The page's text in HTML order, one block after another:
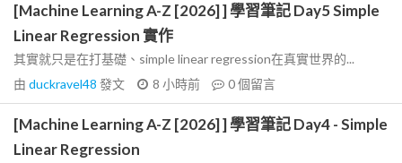
[Machine Learning A-Z [2026] ] 學習筆記 Day5 Simple
Linear Regression 實作
其實就只是在打基礎、simple linear regression在真實世界的...
由 duckravel48 發文 8 小時前 0個留言
[Machine Learning A-Z [2026] ] 學習筆記 Day4 - Simple
Linear Regression